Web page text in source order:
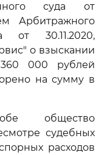
суда от
Арбитражного
от 30.11.2020,
о взыскании
000 рублей
на сумму в
общество
судебных
расходов